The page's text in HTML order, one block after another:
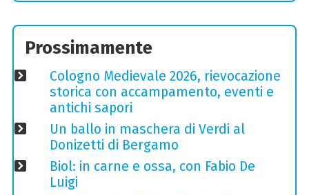
Prossimamente
Cologno Medievale 2026, rievocazione
storica con accampamento, eventi e
antichi sapori
Un ballo in maschera di Verdi al
Donizetti di Bergamo
Biol: in carne e ossa, con Fabio De
Luigi